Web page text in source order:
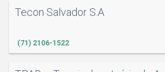
Tecon Salvador S.A
(71) 2106-1522